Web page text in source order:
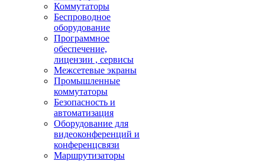
Коммутаторы
Беспроводное
оборудование
Программное
обеспечение,
лицензии , сервисы
Межсетевые экраны
Промышленные
коммутаторы
Безопасность и
автоматизация
Оборудование для
видеоконференций и
конференцсвязи
Маршрутизаторы